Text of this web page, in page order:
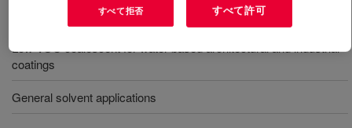
Low-VOC coalescent for water-based architectural and industrial
coatings
General solvent applications
すべて拒否 すべて許可